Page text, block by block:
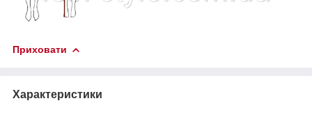
Приховати
Характеристики